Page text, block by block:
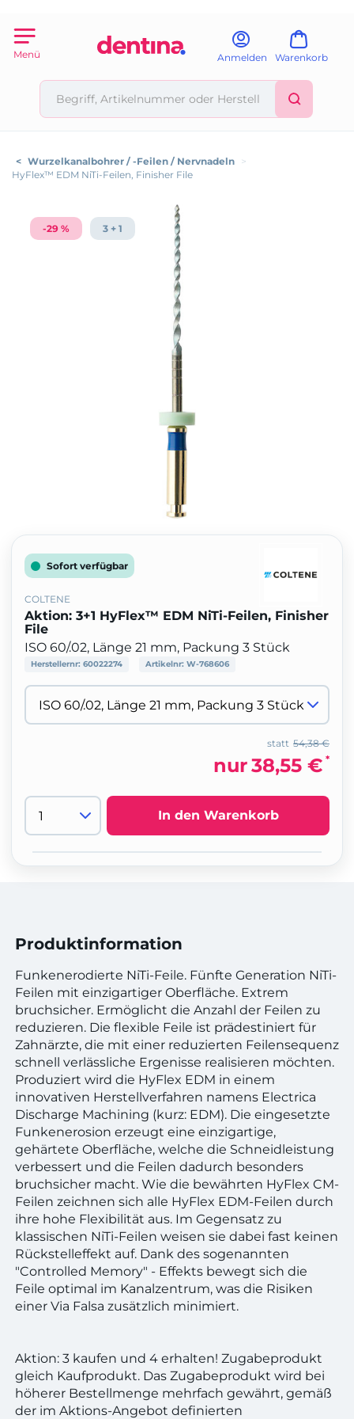
Menü Anmelden Warenkorb
< Wurzelkanalbohrer / -Feilen / Nervnadeln >
HyFlex™ EDM NiTi-Feilen, Finisher File
-29 % 3 + 1
Sofort verfügbar
COLTENE
Aktion: 3+1 HyFlex™ EDM NiTi-Feilen, Finisher
File
ISO 60/.02, Länge 21 mm, Packung 3 Stück
Herstellernr: 60022274 Artikelnr: W-768606
54,38 €
statt
nur38,55 € *
In den Warenkorb
Produktinformation
Funkenerodierte NiTi-Feile. Fünfte Generation NiTi-
Feilen mit einzigartiger Oberfläche. Extrem
bruchsicher. Ermöglicht die Anzahl der Feilen zu
reduzieren. Die flexible Feile ist prädestiniert für
Zahnärzte, die mit einer reduzierten Feilensequenz
schnell verlässliche Ergenisse realisieren möchten.
Produziert wird die HyFlex EDM in einem
innovativen Herstellverfahren namens Electrica
Discharge Machining (kurz: EDM). Die eingesetzte
Funkenerosion erzeugt eine einzigartige,
gehärtete Oberfläche, welche die Schneidleistung
verbessert und die Feilen dadurch besonders
bruchsicher macht. Wie die bewährten HyFlex CM-
Feilen zeichnen sich alle HyFlex EDM-Feilen durch
ihre hohe Flexibilität aus. Im Gegensatz zu
klassischen NiTi-Feilen weisen sie dabei fast keinen
Rückstelleffekt auf. Dank des sogenannten
"Controlled Memory" - Effekts bewegt sich die
Feile optimal im Kanalzentrum, was die Risiken
einer Via Falsa zusätzlich minimiert.
Aktion: 3 kaufen und 4 erhalten! Zugabeprodukt
gleich Kaufprodukt. Das Zugabeprodukt wird bei
höherer Bestellmenge mehrfach gewährt, gemäß
der im Aktions-Angebot definierten